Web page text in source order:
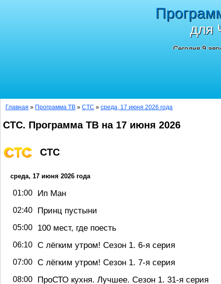
для
Сегодня 9
Главная » Программа ТВ » СТС » среда, 17 июня 2026 года
СТС. Программа ТВ на 17 июня 2026
СТС
среда, 17 июня 2026 года
01:00 Ип Ман
02:40 Принц пустыни
05:00 100 мест, где поесть
06:10 С лёгким утром! Сезон 1. 6-я серия
07:00 С лёгким утром! Сезон 1. 7-я серия
08:00 ПроСТО кухня. Лучшее. Сезон 1. 31-я серия